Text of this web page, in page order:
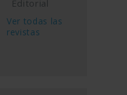
Editorial
Ver todas las
revistas